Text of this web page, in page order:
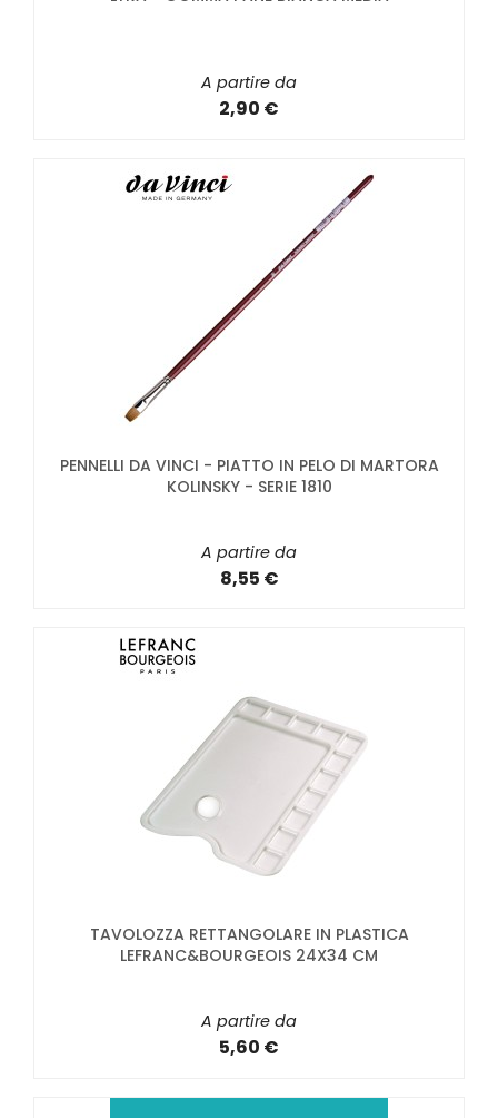
A partire da
2,90 €
PENNELLI DA VINCI - PIATTO IN PELO DI MARTORA
KOLINSKY - SERIE 1810
A partire da
8,55 €
TAVOLOZZA RETTANGOLARE IN PLASTICA
LEFRANC&BOURGEOIS 24X34 CM
A partire da
5,60 €